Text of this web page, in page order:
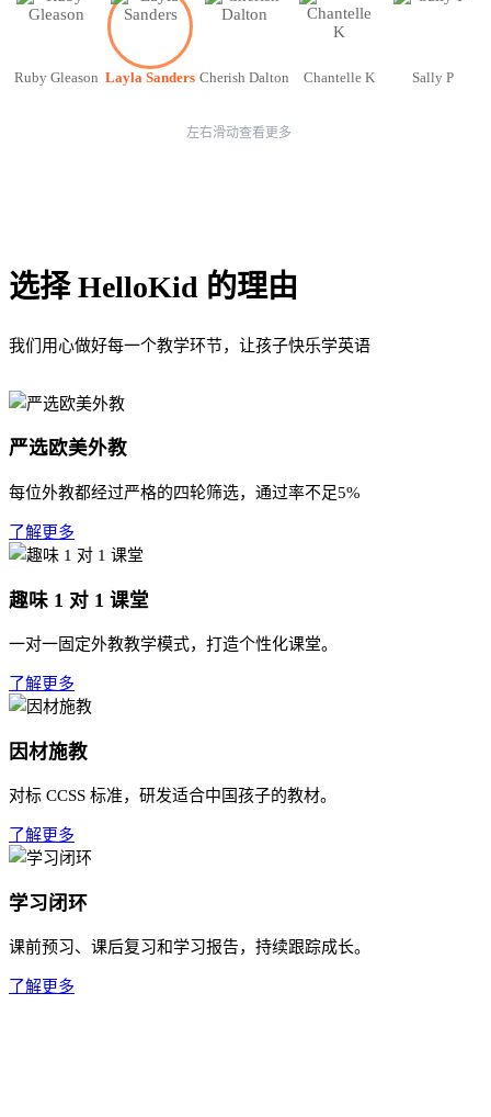
Ruby Gleason Layla Sanders Cherish Dalton Chantelle K Sally P
选择 HelloKid 的理由
我们用心做好每一个教学环节，让孩子快乐学英语
严选欧美外教
每位外教都经过严格的四轮筛选，通过率不足5%
了解更多
趣味 1 对 1 课堂
一对一固定外教教学模式，打造个性化课堂。
了解更多
因材施教
对标 CCSS 标准，研发适合中国孩子的教材。
了解更多
学习闭环
课前预习、课后复习和学习报告，持续跟踪成长。
了解更多